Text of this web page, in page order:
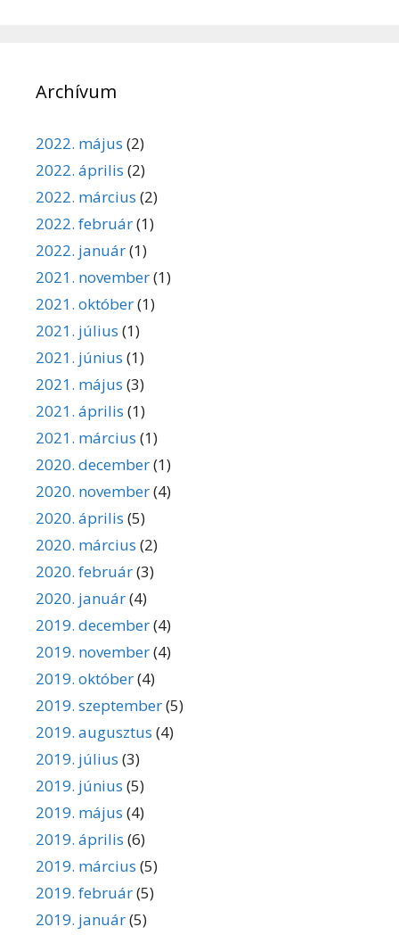
Archívum
2022. május (2)
2022. április (2)
2022. március (2)
2022. február(1)
2022. január(1)
2021. november(1)
2021. október(1)
2021. július (1)
2021. június (1)
2021. május (3)
2021. április (1)
2021. március (1)
2020. december(1)
2020. november(4)
2020. április (5)
2020. március (2)
2020. február(3)
2020. január(4)
2019. december(4)
2019. november(4)
2019. október(4)
2019. szeptember(5)
2019. augusztus (4)
2019. július (3)
2019. június (5)
2019. május (4)
2019. április (6)
2019. március (5)
2019. február(5)
2019. január(5)